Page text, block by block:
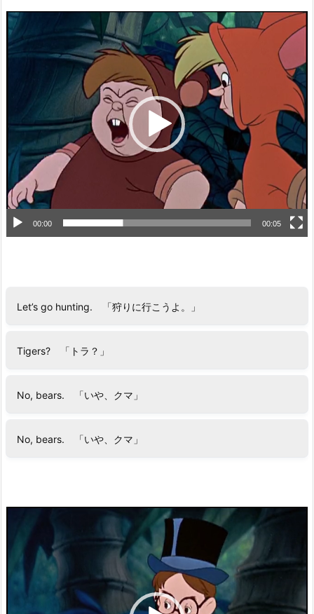
動
画
ヤ
ー
00:00 00:05
Let’s go hunting. 「狩りに行こうよ。」
Tigers? 「トラ？」
No, bears. 「いや、クマ」
No, bears. 「いや、クマ」
レ